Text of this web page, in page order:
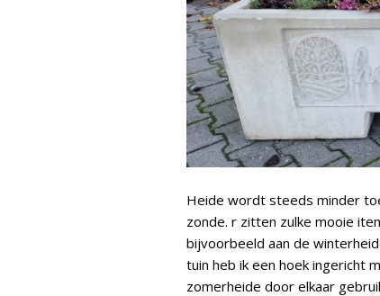
Heide wordt steeds minder
zonde. r zitten zulke mooie
bijvoorbeeld aan de
tuin heb ik een hoek ingericht
zomerheide door elkaar